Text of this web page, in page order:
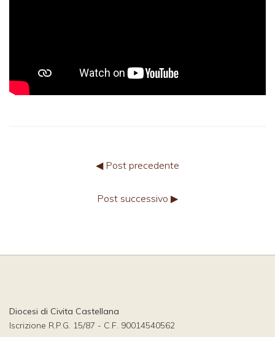
◀ Post precedente
Post successivo ▶
Diocesi di Civita Castellana
Iscrizione R.P.G. 15/87 - C.F. 90014540562